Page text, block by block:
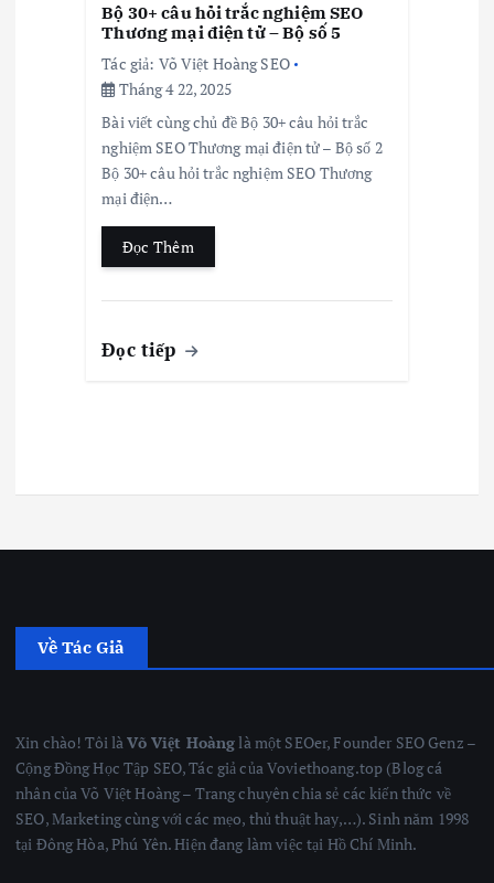
Bộ 30+ câu hỏi trắc nghiệm SEO
Thương mại điện tử – Bộ số 5
Tác giả: Võ Việt Hoàng SEO
Tháng 4 22, 2025
Bài viết cùng chủ đề Bộ 30+ câu hỏi trắc
nghiệm SEO Thương mại điện tử – Bộ số 2
Bộ 30+ câu hỏi trắc nghiệm SEO Thương
mại điện…
Đọc Thêm
Đọc tiếp
Về Tác Giả
Xin chào! Tôi làVõ Việt Hoànglà một SEOer, Founder SEO Genz –
Cộng Đồng Học Tập SEO, Tác giả của Voviethoang.top (Blog cá
nhân của Võ Việt Hoàng – Trang chuyên chia sẻ các kiến thức về
SEO, Marketing cùng với các mẹo, thủ thuật hay,…). Sinh năm 1998
tại Đông Hòa, Phú Yên. Hiện đang làm việc tại Hồ Chí Minh.